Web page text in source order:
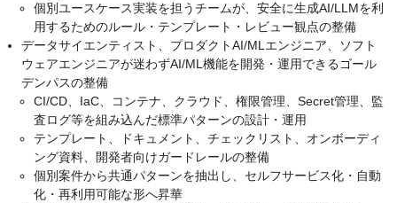
個別ユースケース実装を担うチームが、安全に生成AI/LLMを利
用するためのルール・テンプレート・レビュー観点の整備
データサイエンティスト、プロダクトAI/MLエンジニア、ソフト
ウェアエンジニアが迷わずAI/ML機能を開発・運用できるゴール
デンパスの整備
CI/CD、IaC、コンテナ、クラウド、権限管理、Secret管理、監
査ログ等を組み込んだ標準パターンの設計・運用
テンプレート、ドキュメント、チェックリスト、オンボーディ
ング資料、開発者向けガードレールの整備
個別案件から共通パターンを抽出し、セルフサービス化・自動
化・再利用可能な形へ昇華